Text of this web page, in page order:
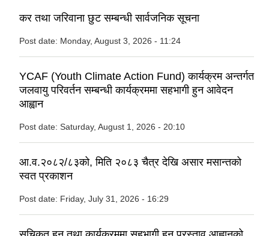
कर तथा जरिवाना छुट सम्बन्धी सार्वजनिक सूचना
Post date: Monday, August 3, 2026 - 11:24
YCAF (Youth Climate Action Fund) कार्यक्रम अन्तर्गत
जलवायु परिवर्तन सम्बन्धी कार्यक्रममा सहभागी हुन आवेदन
आह्वान
Post date: Saturday, August 1, 2026 - 20:10
आ.व.२०८२/८३को, मिति २०८३ चैत्र देखि असार मसान्तको
स्वत प्रकाशन
Post date: Friday, July 31, 2026 - 16:29